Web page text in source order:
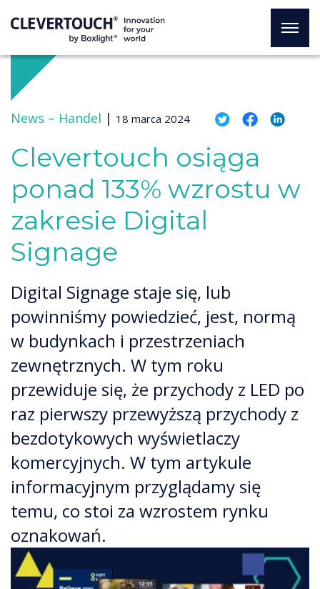
News – Handel | 18 marca 2024
Clevertouch osiąga
ponad 133% wzrostu w
zakresie Digital
Signage
Digital Signage staje się, lub
powinniśmy powiedzieć, jest, normą
w budynkach i przestrzeniach
zewnętrznych. W tym roku
przewiduje się, że przychody z LED po
raz pierwszy przewyższą przychody z
bezdotykowych wyświetlaczy
komercyjnych. W tym artykule
informacyjnym przyglądamy się
temu, co stoi za wzrostem rynku
oznakowań.